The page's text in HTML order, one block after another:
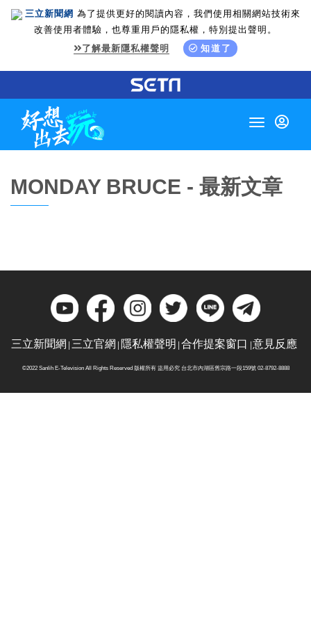
三立新聞網 為了提供更好的閱讀內容，我們使用相關網站技術來
改善使用者體驗，也尊重用戶的隱私權，特別提出聲明。
了解最新隱私權聲明
知道了
Toggle
MONDAY BRUCE - 最新文章
三立新聞網 三立官網 隱私權聲明 合作提案窗口 意見反應
©2022 Sanlih E-Television All Rights Reserved 版權所有 盜用必究 台北市內湖區舊宗路一段159號 02-8792-8888